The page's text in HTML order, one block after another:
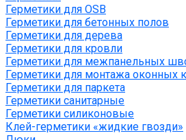
Герметики для OSB
Герметики для бетонных полов
Герметики для дерева
Герметики для кровли
Герметики для межпанельных
Герметики для монтажа оконных
Герметики для паркета
Герметики санитарные
Герметики силиконовые
Клей-герметики «жидкие гвозди»